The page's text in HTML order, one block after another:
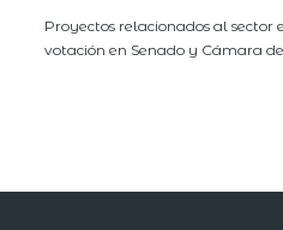
Proyectos relacionados al sector
votación en Senado y Cámara